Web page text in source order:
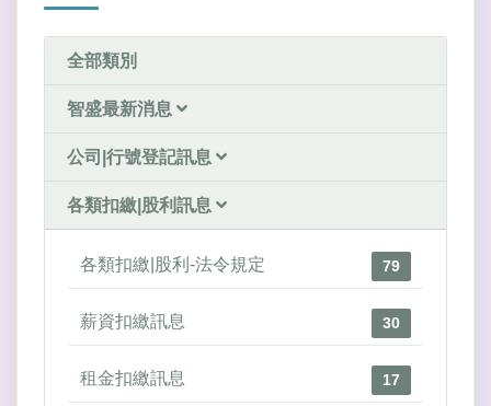
全部類別
智盛最新消息
公司|行號登記訊息
各類扣繳|股利訊息
各類扣繳|股利-法令規定 79
薪資扣繳訊息 30
租金扣繳訊息 17